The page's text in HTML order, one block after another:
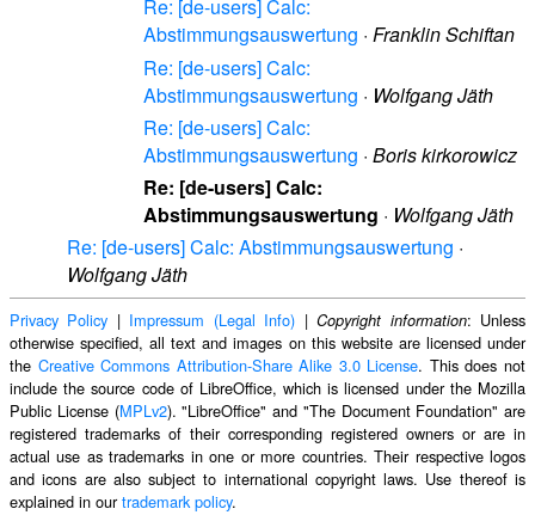
Re: [de-users] Calc:
Abstimmungsauswertung · Franklin Schiftan
Re: [de-users] Calc:
Abstimmungsauswertung · Wolfgang Jäth
Re: [de-users] Calc:
Abstimmungsauswertung · Boris kirkorowicz
Re: [de-users] Calc:
Abstimmungsauswertung · Wolfgang Jäth
Re: [de-users] Calc: Abstimmungsauswertung ·
Wolfgang Jäth
Privacy Policy | Impressum (Legal Info) |Copyright information: Unless
otherwise specified, all text and images on this website are licensed under
the Creative Commons Attribution-Share Alike 3.0 License. This does not
include the source code of LibreOffice, which is licensed under the Mozilla
Public License (MPLv2). "LibreOffice" and "The Document Foundation" are
registered trademarks of their corresponding registered owners or are in
actual use as trademarks in one or more countries. Their respective logos
and icons are also subject to international copyright laws. Use thereof is
explained in ourtrademark policy.